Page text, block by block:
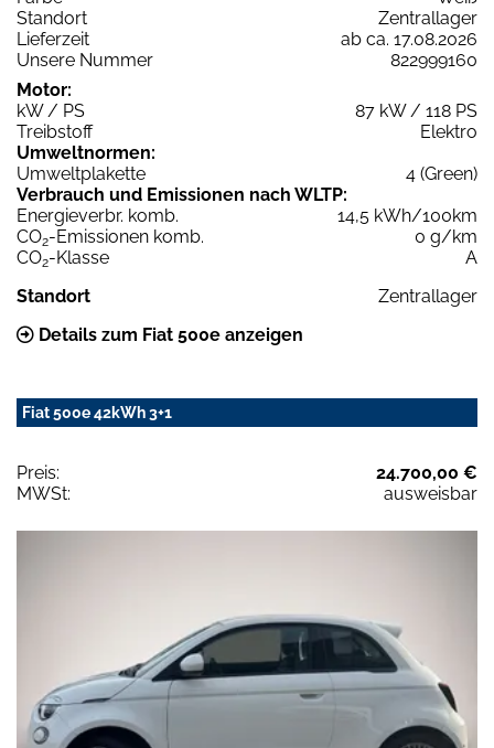
Standort
Zentrallager
Lieferzeit
ab ca. 17.08.2026
Unsere Nummer
822999160
Motor:
kW / PS
87 kW / 118 PS
Treibstoff
Elektro
Umweltnormen:
Umweltplakette
4 (Green)
Verbrauch und Emissionen nach WLTP:
Energieverbr. komb.
14,5 kWh/100km
CO2-Emissionen komb.
0 g/km
CO2-Klasse
A
Standort
Zentrallager
Details zum Fiat 500e anzeigen
Fiat 500e 42kWh 3+1
Preis:
24.700,00 €
MWSt:
ausweisbar